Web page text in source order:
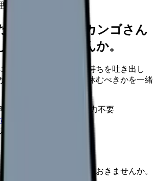
苦しいなら、カンゴさん
話してみませんか。
は進みません。今の気持ちを吐き出し
、辞めるべきか、少し休むべきかを一緒
売りなし
病院名は入力不要
から相談する
次の逃げ道だけ確保しておきませんか。